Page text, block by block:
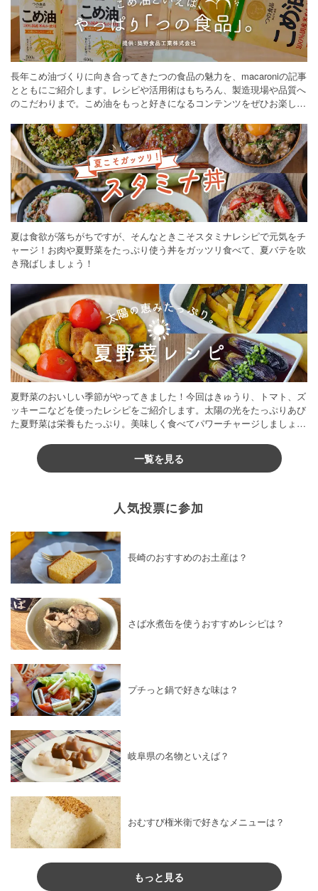
長年こめ油づくりに向き合ってきたつの食品の魅力を、macaroniの記事
とともにご紹介します。レシピや活用術はもちろん、製造現場や品質へ
のこだわりまで。こめ油をもっと好きになるコンテンツをぜひお楽しみ
夏は食欲が落ちがちですが、そんなときこそスタミナレシピで元気をチ
ャージ！お肉や夏野菜をたっぷり使う丼をガッツリ食べて、夏バテを吹
き飛ばしましょう！
夏野菜のおいしい季節がやってきました！今回はきゅうり、トマト、ズ
ッキーニなどを使ったレシピをご紹介します。太陽の光をたっぷりあび
た夏野菜は栄養もたっぷり。美味しく食べてパワーチャージしましょう
一覧を見る
人気投票に参加
長崎のおすすめのお土産は？
さば水煮缶を使うおすすめレシピは？
プチっと鍋で好きな味は？
岐阜県の名物といえば？
おむすび権米衛で好きなメニューは？
もっと見る